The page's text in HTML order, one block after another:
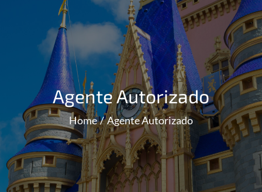
Agente Autorizado
Home Agente Autorizado